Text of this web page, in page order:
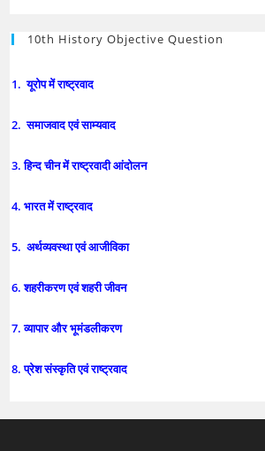
10th History Objective Question
1. यूरोप में राष्ट्रवाद
2. समाजवाद एवं साम्यवाद
3. हिन्द चीन में राष्ट्रवादी आंदोलन
4. भारत में राष्ट्रवाद
5. अर्थव्यवस्था एवं आजीविका
6. शहरीकरण एवं शहरी जीवन
7. व्यापार और भूमंडलीकरण
8. प्रेश संस्कृति एवं राष्ट्रवाद